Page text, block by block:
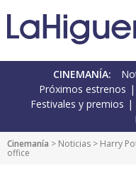
CINEMANÍA:
Próximos estrenos
Festivales y premios
Cinemanía > Noticias > Harry
office